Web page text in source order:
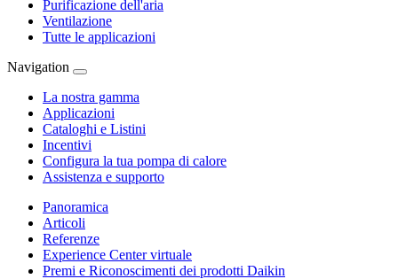
Purificazione dell'aria
Ventilazione
Tutte le applicazioni
Navigation
La nostra gamma
Applicazioni
Cataloghi e Listini
Incentivi
Configura la tua pompa di calore
Assistenza e supporto
Panoramica
Articoli
Referenze
Experience Center virtuale
Premi e Riconoscimenti dei prodotti Daikin